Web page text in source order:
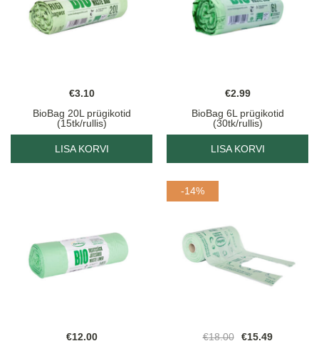
€3.10
BioBag 20L prügikotid
(15tk/rullis)
LISA KORVI
€2.99
BioBag 6L prügikotid
(30tk/rullis)
LISA KORVI
€12.00
-14%
€18.00
Algne
€15.49Praegune